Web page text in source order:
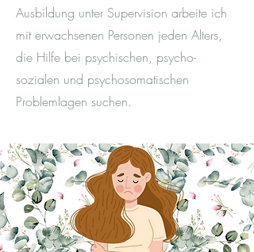
Ausbildung unter Supervision arbeite ich
mit erwachsenen Personen jeden Alters,
die Hilfe bei psychischen, psycho-
sozialen und psychosomatischen
Problemlagen suchen.